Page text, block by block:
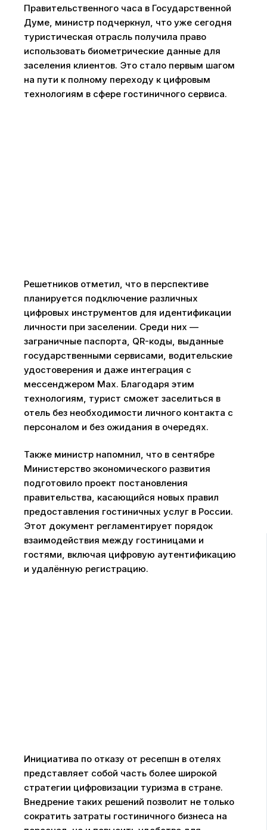
Правительственного часа в Государственной
Думе, министр подчеркнул, что уже сегодня
туристическая отрасль получила право
использовать биометрические данные для
заселения клиентов. Это стало первым шагом
на пути к полному переходу к цифровым
технологиям в сфере гостиничного сервиса.
Решетников отметил, что в перспективе
планируется подключение различных
цифровых инструментов для идентификации
личности при заселении. Среди них —
заграничные паспорта, QR-коды, выданные
государственными сервисами, водительские
удостоверения и даже интеграция с
мессенджером Max. Благодаря этим
технологиям, турист сможет заселиться в
отель без необходимости личного контакта с
персоналом и без ожидания в очередях.
Также министр напомнил, что в сентябре
Министерство экономического развития
подготовило проект постановления
правительства, касающийся новых правил
предоставления гостиничных услуг в России.
Этот документ регламентирует порядок
взаимодействия между гостиницами и
гостями, включая цифровую аутентификацию
и удалённую регистрацию.
Инициатива по отказу от ресепшн в отелях
представляет собой часть более широкой
стратегии цифровизации туризма в стране.
Внедрение таких решений позволит не только
сократить затраты гостиничного бизнеса на